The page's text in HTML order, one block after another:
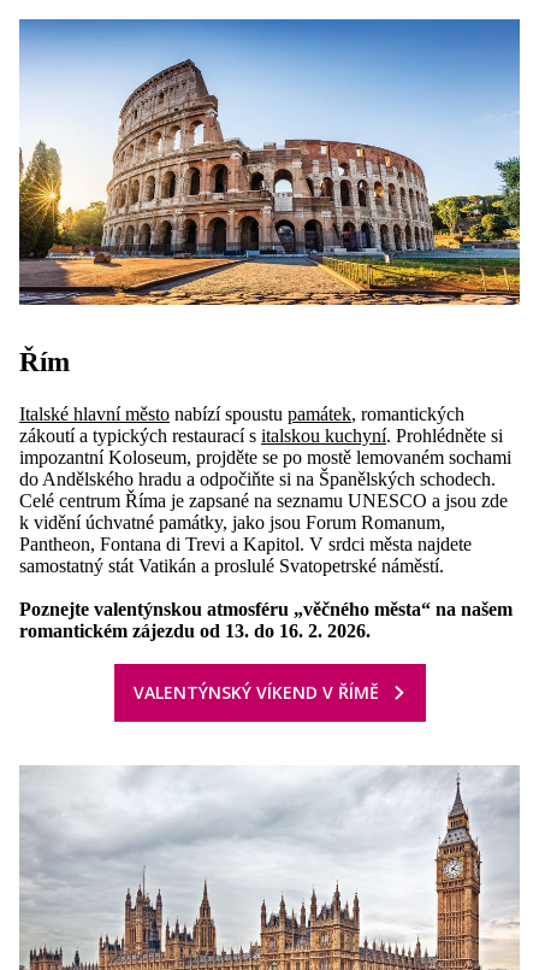
Řím
Italské hlavní město nabízí spoustu památek, romantických
zákoutí a typických restaurací s italskou kuchyní. Prohlédněte si
impozantní Koloseum, projděte se po mostě lemovaném sochami
do Andělského hradu a odpočiňte si na Španělských schodech.
Celé centrum Říma je zapsané na seznamu UNESCO a jsou zde
k vidění úchvatné památky, jako jsou Forum Romanum,
Pantheon, Fontana di Trevi a Kapitol. V srdci města najdete
samostatný stát Vatikán a proslulé Svatopetrské náměstí.
Poznejte valentýnskou atmosféru „věčného města“ na našem
romantickém zájezdu od 13. do 16. 2. 2026.
VALENTÝNSKÝ VÍKEND V ŘÍMĚ